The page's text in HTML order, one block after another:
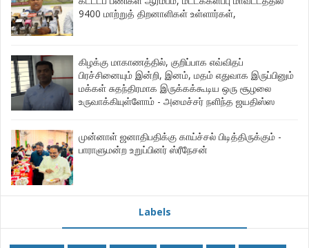
9400 மாற்றுத் திறனாளிகள் உள்ளார்கள்,
கிழக்கு மாகாணத்தில், குறிப்பாக எவ்விதப்
பிரச்சினையும் இன்றி, இனம், மதம் எதுவாக இருப்பினும்
மக்கள் சுதந்திரமாக இருக்கக்கூடிய ஒரு சூழலை
உருவாக்கியுள்ளோம் - அமைச்சர் நளிந்த ஜயதிஸ்ஸ
முன்னாள் ஜனாதிபதிக்கு காய்ச்சல் பிடித்திருக்கும் -
பாராளுமன்ற உறுப்பினர் ஸ்ரீநேசன்
Labels